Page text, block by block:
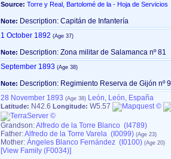
Source: Torre y Real, Bartolomé de la - Hoja de Servicios
Note: Description: Capitán de Infantería
1 October 1892
Note: Description: Zona militar de Salamanca nº 81
September 1893
Note: Description: Regimiento Reserva de Gijón nº
28 November 1893 León, León, España
Latitude: N42.6 Longitude: W5.57
Grandson:Alfredo de la Torre Blanco (I4789)
Father:Alfredo de la Torre Varela (I0099)
Mother: Ángeles Blanco Fernández (I0100)
‎[View Family ‎(F0034)‎‎]